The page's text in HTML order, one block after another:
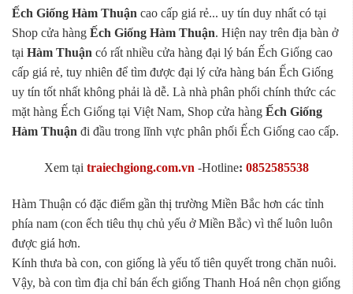
Ếch Giống Hàm Thuận cao cấp giá rẻ... uy tín duy nhất có tại
Shop cửa hàng Ếch Giống Hàm Thuận. Hiện nay trên địa bàn ở
tại Hàm Thuận có rất nhiều cửa hàng đại lý bán Ếch Giống cao
cấp giá rẻ, tuy nhiên để tìm được đại lý cửa hàng bán Ếch Giống
uy tín tốt nhất không phải là dễ. Là nhà phân phối chính thức các
mặt hàng Ếch Giống tại Việt Nam, Shop cửa hàng Ếch Giống
Hàm Thuận đi đầu trong lĩnh vực phân phối Ếch Giống cao cấp.
Xem tại traiechgiong.com.vn -Hotline: 0852585538
Hàm Thuận có đặc điểm gần thị trường Miền Bắc hơn các tỉnh
phía nam (con ếch tiêu thụ chủ yếu ở Miền Bắc) vì thế luôn luôn
được giá hơn.
Kính thưa bà con, con giống là yếu tố tiên quyết trong chăn nuôi.
Vậy, bà con tìm địa chỉ bán ếch giống Thanh Hoá nên chọn giống